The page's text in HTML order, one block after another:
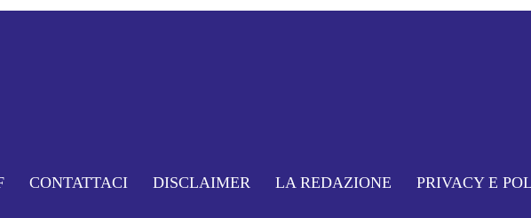
CONTATTACI DISCLAIMER LA REDAZIONE PRIVACY E